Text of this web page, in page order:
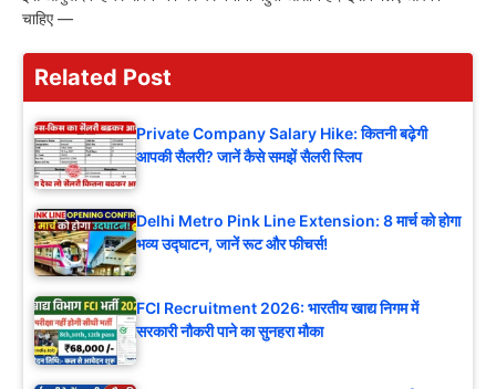
चाहिए —
Related Post
Private Company Salary Hike: कितनी बढ़ेगी
आपकी सैलरी? जानें कैसे समझें सैलरी स्लिप
Delhi Metro Pink Line Extension: 8 मार्च को होगा
भव्य उद्घाटन, जानें रूट और फीचर्स!
FCI Recruitment 2026: भारतीय खाद्य निगम में
सरकारी नौकरी पाने का सुनहरा मौका